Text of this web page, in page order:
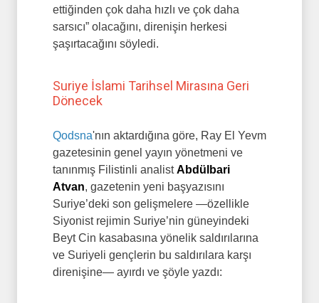
ettiğinden çok daha hızlı ve çok daha
sarsıcı” olacağını, direnişin herkesi
şaşırtacağını söyledi.
Suriye İslami Tarihsel Mirasına Geri
Dönecek
Qodsna'nın aktardığına göre, Ray El Yevm
gazetesinin genel yayın yönetmeni ve
tanınmış Filistinli analistAbdülbari
Atvan, gazetenin yeni başyazısını
Suriye’deki son gelişmelere —özellikle
Siyonist rejimin Suriye’nin güneyindeki
Beyt Cin kasabasına yönelik saldırılarına
ve Suriyeli gençlerin bu saldırılara karşı
direnişine— ayırdı ve şöyle yazdı: